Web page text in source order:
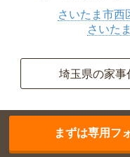
さいたま市西
さいた
埼玉県の家事
まずは専用フ